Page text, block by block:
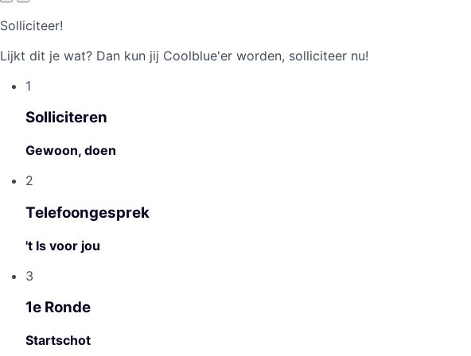
Solliciteer!
Lijkt dit je wat? Dan kun jij Coolblue'er worden, solliciteer nu!
1
Solliciteren
Gewoon, doen
2
Telefoongesprek
't Is voor jou
3
1e Ronde
Startschot